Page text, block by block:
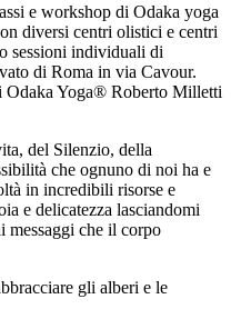
e workshop di Odaka yoga
diversi centri olistici e centri
sessioni individuali di
di Roma in via Cavour.
Yoga® Roberto Milletti
del Silenzio, della
che ognuno di noi ha e
in incredibili risorse e
e delicatezza lasciandomi
messaggi che il corpo
gli alberi e le